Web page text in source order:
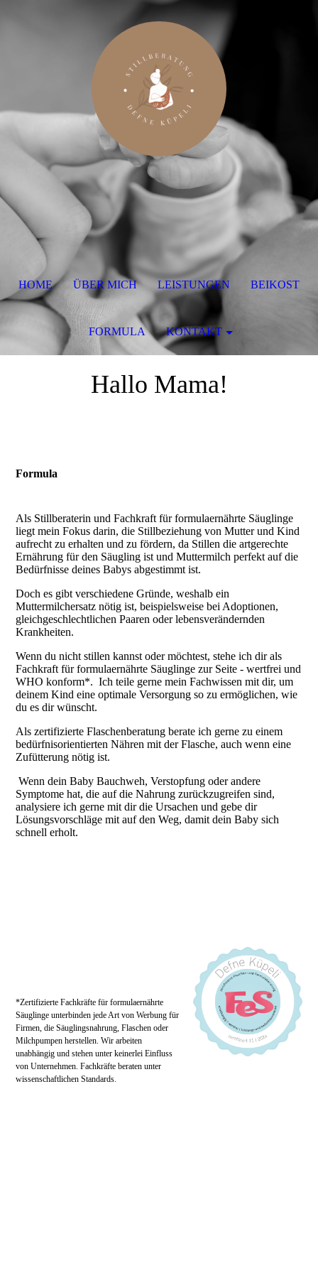
Hallo Mama!
Formula
Als Stillberaterin und Fachkraft für formulaernährte Säuglinge
liegt mein Fokus darin, die Stillbeziehung von Mutter und Kind
aufrecht zu erhalten und zu fördern, da Stillen die artgerechte
Ernährung für den Säugling ist und Muttermilch perfekt auf die
Bedürfnisse deines Babys abgestimmt ist.
Doch es gibt verschiedene Gründe, weshalb ein
Muttermilchersatz nötig ist, beispielsweise bei Adoptionen,
gleichgeschlechtlichen Paaren oder lebensverändernden
Krankheiten.
Wenn du nicht stillen kannst oder möchtest, stehe ich dir als
Fachkraft für formulaernährte Säuglinge zur Seite - wertfrei und
WHO konform*. Ich teile gerne mein Fachwissen mit dir, um
deinem Kind eine optimale Versorgung so zu ermöglichen, wie
du es dir wünscht.
Als zertifizierte Flaschenberatung berate ich gerne zu einem
bedürfnisorientierten Nähren mit der Flasche, auch wenn eine
Zufütterung nötig ist.
Wenn dein Baby Bauchweh, Verstopfung oder andere
Symptome hat, die auf die Nahrung zurückzugreifen sind,
analysiere ich gerne mit dir die Ursachen und gebe dir
Lösungsvorschläge mit auf den Weg, damit dein Baby sich
schnell erholt.
*Zertifizierte Fachkräfte für formulaernährte
Säuglinge unterbinden jede Art von Werbung für
Firmen, die Säuglingsnahrung, Flaschen oder
Milchpumpen herstellen. Wir arbeiten
unabhängig und stehen unter keinerlei Einfluss
von Unternehmen. Fachkräfte beraten unter
wissenschaftlichen Standards.
HOME ÜBER MICH LEISTUNGEN BEIKOST
FORMULA KONTAKT